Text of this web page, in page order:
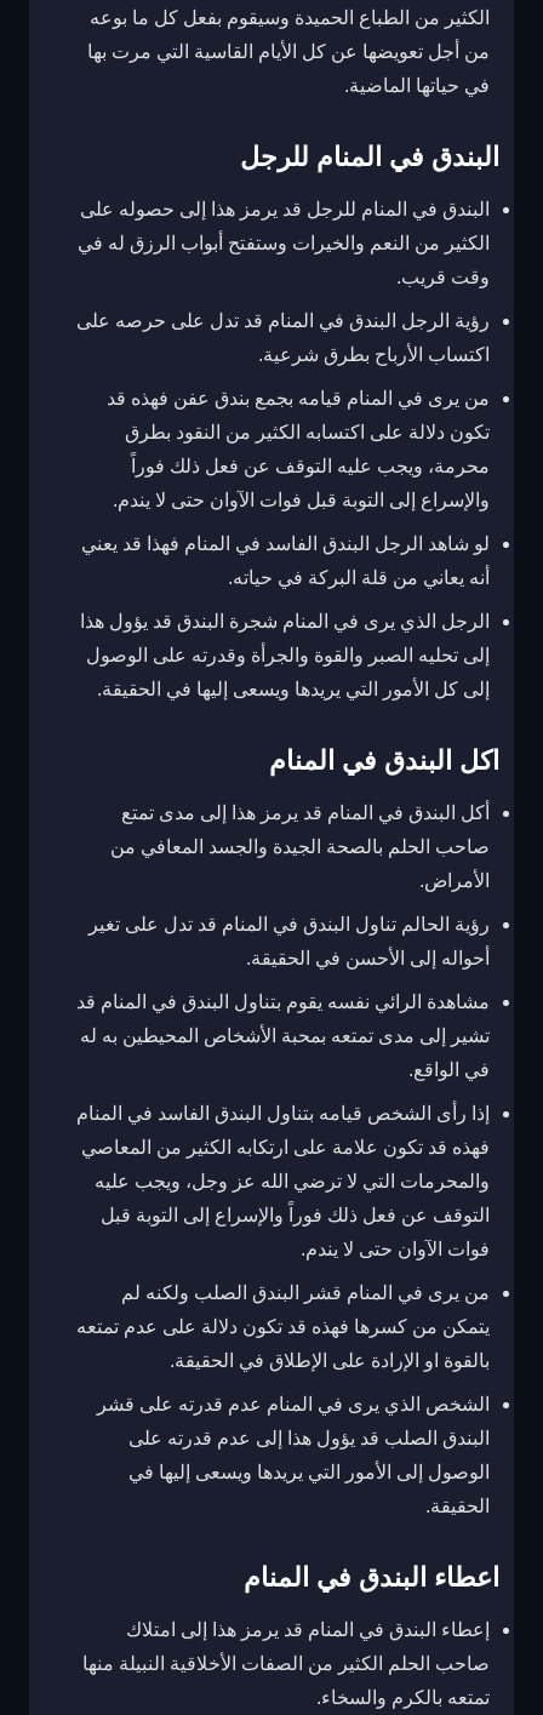
الكثير من الطباع الحميدة وسيقوم بفعل كل ما بوعه
من أجل تعويضها عن كل الأيام القاسية التي مرت بها
في حياتها الماضية.
البندق في المنام للرجل
البندق في المنام للرجل قد يرمز هذا إلى حصوله على
الكثير من النعم والخيرات وستفتح أبواب الرزق له في
وقت قريب.
رؤية الرجل البندق في المنام قد تدل على حرصه على
اكتساب الأرباح بطرق شرعية.
من يرى في المنام قيامه بجمع بندق عفن فهذه قد
تكون دلالة على اكتسابه الكثير من النقود بطرق
محرمة، ويجب عليه التوقف عن فعل ذلك فوراً
والإسراع إلى التوبة قبل فوات الآوان حتى لا يندم.
لو شاهد الرجل البندق الفاسد في المنام فهذا قد يعني
أنه يعاني من قلة البركة في حياته.
الرجل الذي يرى في المنام شجرة البندق قد يؤول هذا
إلى تحليه الصبر والقوة والجرأة وقدرته على الوصول
إلى كل الأمور التي يريدها ويسعى إليها في الحقيقة.
اكل البندق في المنام
أكل البندق في المنام قد يرمز هذا إلى مدى تمتع
صاحب الحلم بالصحة الجيدة والجسد المعافي من
الأمراض.
رؤية الحالم تناول البندق في المنام قد تدل على تغير
أحواله إلى الأحسن في الحقيقة.
مشاهدة الرائي نفسه يقوم بتناول البندق في المنام قد
تشير إلى مدى تمتعه بمحبة الأشخاص المحيطين به له
في الواقع.
إذا رأى الشخص قيامه بتناول البندق الفاسد في المنام
فهذه قد تكون علامة على ارتكابه الكثير من المعاصي
والمحرمات التي لا ترضي الله عز وجل، ويجب عليه
التوقف عن فعل ذلك فوراً والإسراع إلى التوبة قبل
فوات الآوان حتى لا يندم.
من يرى في المنام قشر البندق الصلب ولكنه لم
يتمكن من كسرها فهذه قد تكون دلالة على عدم تمتعه
بالقوة او الإرادة على الإطلاق في الحقيقة.
الشخص الذي يرى في المنام عدم قدرته على قشر
البندق الصلب قد يؤول هذا إلى عدم قدرته على
الوصول إلى الأمور التي يريدها ويسعى إليها في
الحقيقة.
اعطاء البندق في المنام
إعطاء البندق في المنام قد يرمز هذا إلى امتلاك
صاحب الحلم الكثير من الصفات الأخلاقية النبيلة منها
تمتعه بالكرم والسخاء.